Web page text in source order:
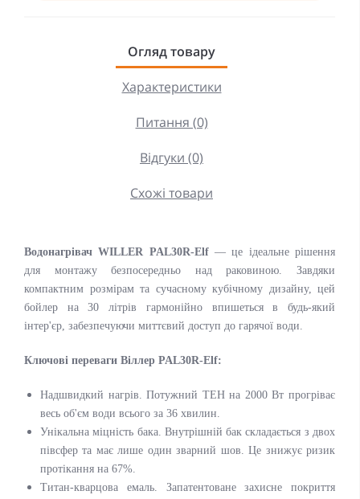
Огляд товару
Характеристики
Питання (0)
Відгуки (0)
Схожі товари
Водонагрівач WILLER PAL30R-Elf — це ідеальне рішення
для монтажу безпосередньо над раковиною. Завдяки
компактним розмірам та сучасному кубічному дизайну, цей
бойлер на 30 літрів гармонійно впишеться в будь-який
інтер'єр, забезпечуючи миттєвий доступ до гарячої води.
Ключові переваги Віллер PAL30R-Elf:
Надшвидкий нагрів. Потужний ТЕН на 2000 Вт прогріває
весь об'єм води всього за 36 хвилин.
Унікальна міцність бака. Внутрішній бак складається з двох
півсфер та має лише один зварний шов. Це знижує ризик
протікання на 67%.
Титан-кварцова емаль. Запатентоване захисне покриття